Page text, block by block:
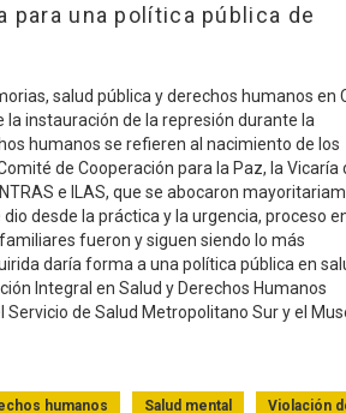
para una política pública de
salud pública y derechos humanos en
instauración de la represión durante la
humanos se refieren al nacimiento de los
de Cooperación para la Paz, la Vicaría
e ILAS, que se abocaron
desde la práctica y la urgencia, proceso
fueron y siguen siendo lo más
daría forma a una política pública en
Integral en Salud y Derechos Humanos
de Salud Metropolitano Sur y el
Ver
humanos Salud mental Violación